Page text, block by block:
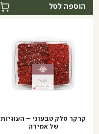
קראנצ'יות
שוקולד
-
עוגיה
הוספה לסל
קרקר סלק טבעוני – העוגיות
של אמירה